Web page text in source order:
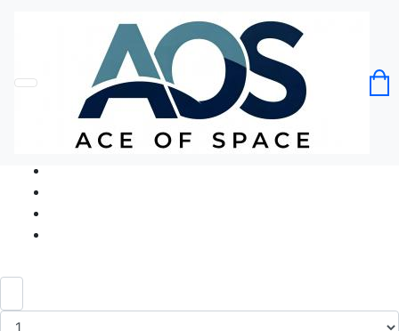
Без категорії
Футболка Змія Тотем Змії Snake Totem
Код товару: Ace5340